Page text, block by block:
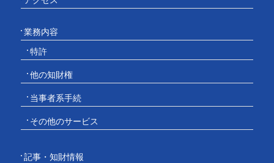
業務内容
特許
他の知財権
当事者系手続
その他のサービス
記事・知財情報